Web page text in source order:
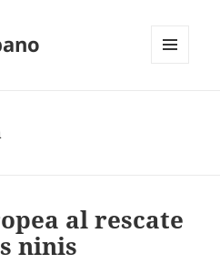
al rescate
ninis